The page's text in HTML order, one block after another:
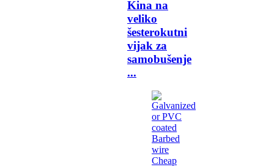
Kina na
veliko
šesterokutni
vijak za
samobušenje
...